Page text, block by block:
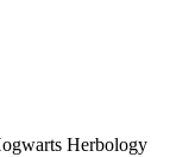
Herbology